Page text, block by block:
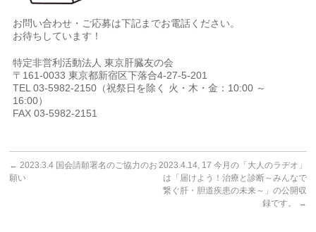
お問い合わせ・ご応募は下記までお電話ください。
お待ちしています！
特定非営利活動法人 東京肝臓友の会
〒161-0033 東京都新宿区下落合4-27-5-201
TEL 03-5982-2150（祝祭日を除く 火・木・金：10:00 ～
16:00）
FAX 03-5982-2151
← 2023.3.4 国会請願署名のご協力のお
願い
2023.4.14, 17 今月の「大人のラヂオ」
は「届けよう！治療と診断～みんなで
繋ぐ肝・胆道疾患の未来～」の公開収
録です。
→